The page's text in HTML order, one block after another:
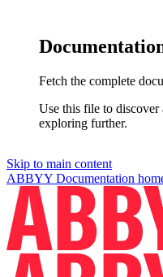
Fetch the complete
Use this file to discover
exploring further.
Skip to main content
ABBYY Documentation